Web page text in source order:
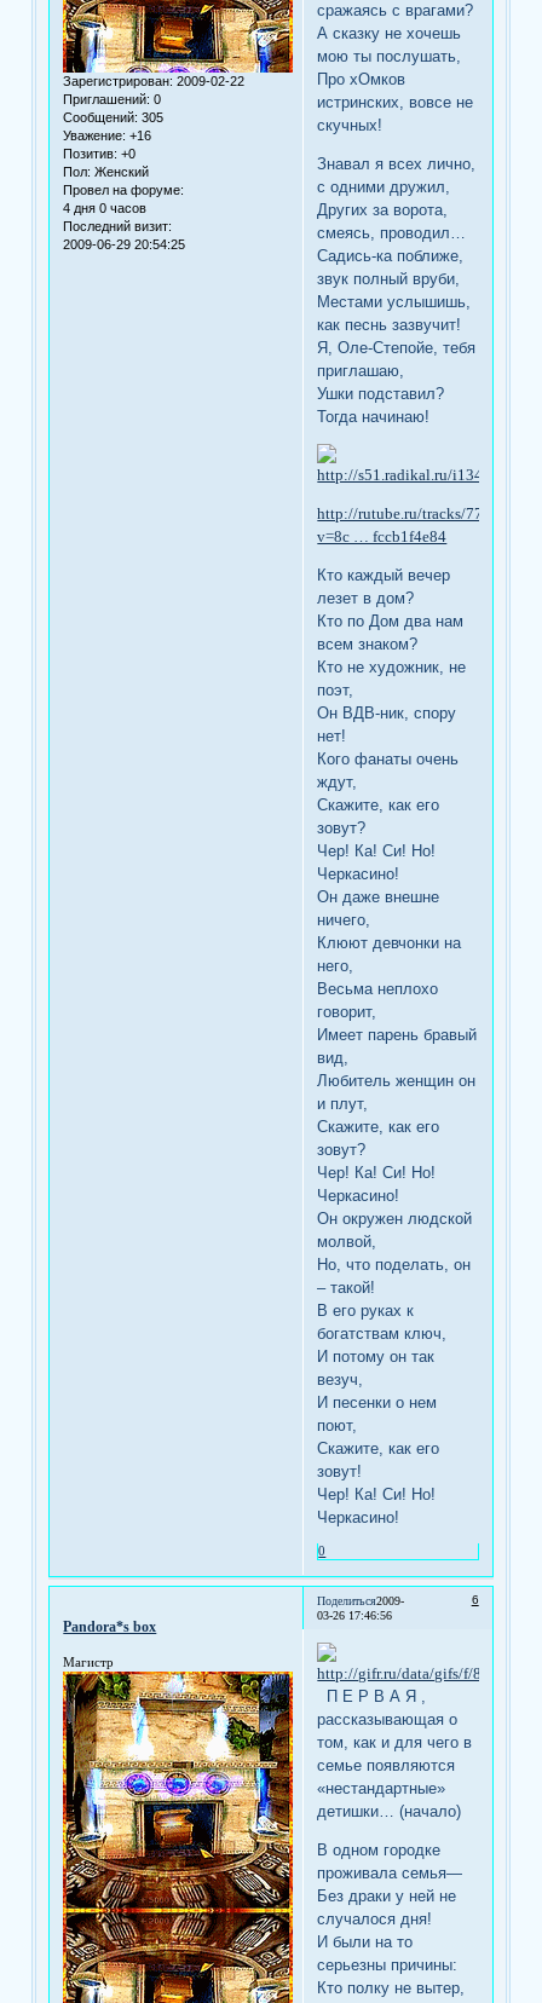
Зарегистрирован: 2009-02-22
Приглашений: 0
Сообщений: 305
Уважение: +16
Позитив: +0
Пол: Женский
Провел на форуме:
4 дня 0 часов
Последний визит:
2009-06-29 20:54:25
сражаясь с врагами?
А сказку не хочешь
мою ты послушать,
Про хОмков
истринских, вовсе не
скучных!
Знавал я всех лично,
с одними дружил,
Других за ворота,
смеясь, проводил…
Садись-ка поближе,
звук полный вруби,
Местами услышишь,
как песнь зазвучит!
Я, Оле-Степойе, тебя
приглашаю,
Ушки подставил?
Тогда начинаю!
http://rutube.ru/tracks/
v=8c … fccb1f4e84
Кто каждый вечер
лезет в дом?
Кто по Дом два нам
всем знаком?
Кто не художник, не
поэт,
Он ВДВ-ник, спору
нет!
Кого фанаты очень
ждут,
Скажите, как его
зовут?
Чер! Ка! Си! Но!
Черкасино!
Он даже внешне
ничего,
Клюют девчонки на
него,
Весьма неплохо
говорит,
Имеет парень бравый
вид,
Любитель женщин он
и плут,
Скажите, как его
зовут?
Чер! Ка! Си! Но!
Черкасино!
Он окружен людской
молвой,
Но, что поделать, он
– такой!
В его руках к
богатствам ключ,
И потому он так
везуч,
И песенки о нем
поют,
Скажите, как его
зовут!
Чер! Ка! Си! Но!
Черкасино!
0
Поделиться 6
2009-
03-26 17:46:56
Pandora*s box
Магистр
П Е Р В А Я ,
рассказывающая о
том, как и для чего в
семье появляются
«нестандартные»
детишки… (начало)
В одном городке
проживала семья—
Без драки у ней не
случалося дня!
И были на то
серьезны причины:
Кто полку не вытер,